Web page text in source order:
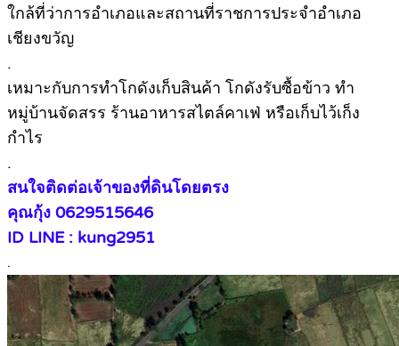
ใกล้ที่ว่าการอำเภอและสถานที่ราชการประจำอำเภอ
เชียงขวัญ
.
เหมาะกับการทำโกดังเก็บสินค้า โกดังรับซื้อข้าว ทำ
หมู่บ้านจัดสรร ร้านอาหารสไตล์คาเฟ่ หรือเก็บไว้เก็ง
กำไร
.
สนใจติดต่อเจ้าของที่ดินโดยตรง
คุณกุ้ง 0629515646
ID LINE : kung2951
.